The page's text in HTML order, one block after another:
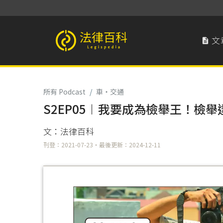
法律百科 Legispedia 
所有 Podcast / 車‧交通
S2EP05︱我要成為檢舉王！檢
文：法律百科
刊登：2021-07-23・最後更新：2024-12-11